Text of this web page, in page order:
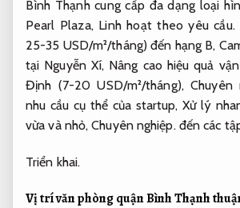
Bình Thạnh cung cấp đa dạng loại
Pearl Plaza, Linh hoạt theo yêu cầu.
25-35 USD/m²/tháng) đến hạng B,
tại Nguyễn Xí, Nâng cao hiệu quả
Định (7-20 USD/m²/tháng),Chuyên
nhu cầu cụ thể của startup,Xử lý
vừa và nhỏ,Chuyên nghiệp.đến các
Triển khai.
Vị trí văn phòng quận Bình Thạnh